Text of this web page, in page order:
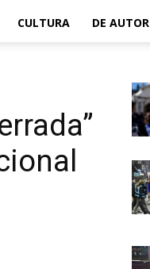
CULTURA DE AUTOR